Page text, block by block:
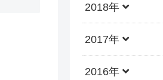
2018年
2017年
2016年